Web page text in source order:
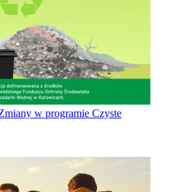
w programie Czyste